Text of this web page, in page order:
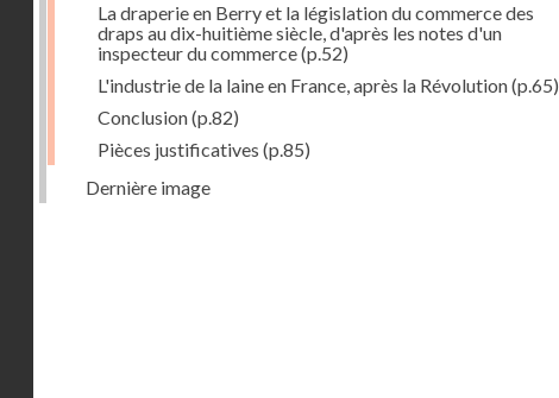
La draperie en Berry et la législation du commerce des
draps au dix-huitième siècle, d'après les notes d'un
inspecteur du commerce(p.52)
L'industrie de la laine en France, après la Révolution(p.65)
Conclusion(p.82)
Pièces justificatives (p.85)
Dernière image